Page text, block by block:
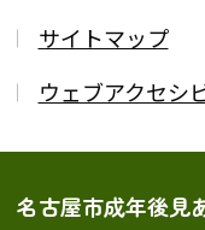
サイトマップ
ウェブアクセシ
名古屋市成年後見